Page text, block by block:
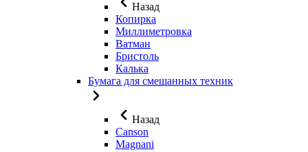
Назад
Копирка
Миллиметровка
Ватман
Бристоль
Калька
Бумага для смешанных техник
Назад
Canson
Magnani